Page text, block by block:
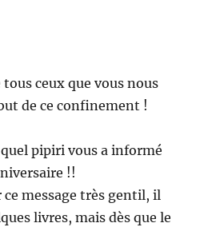
ceux que vous nous
de ce confinement !
pipiri vous a informé
!!
message très gentil, il
livres, mais dès que le